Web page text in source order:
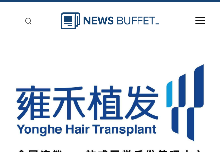
登入
刊登